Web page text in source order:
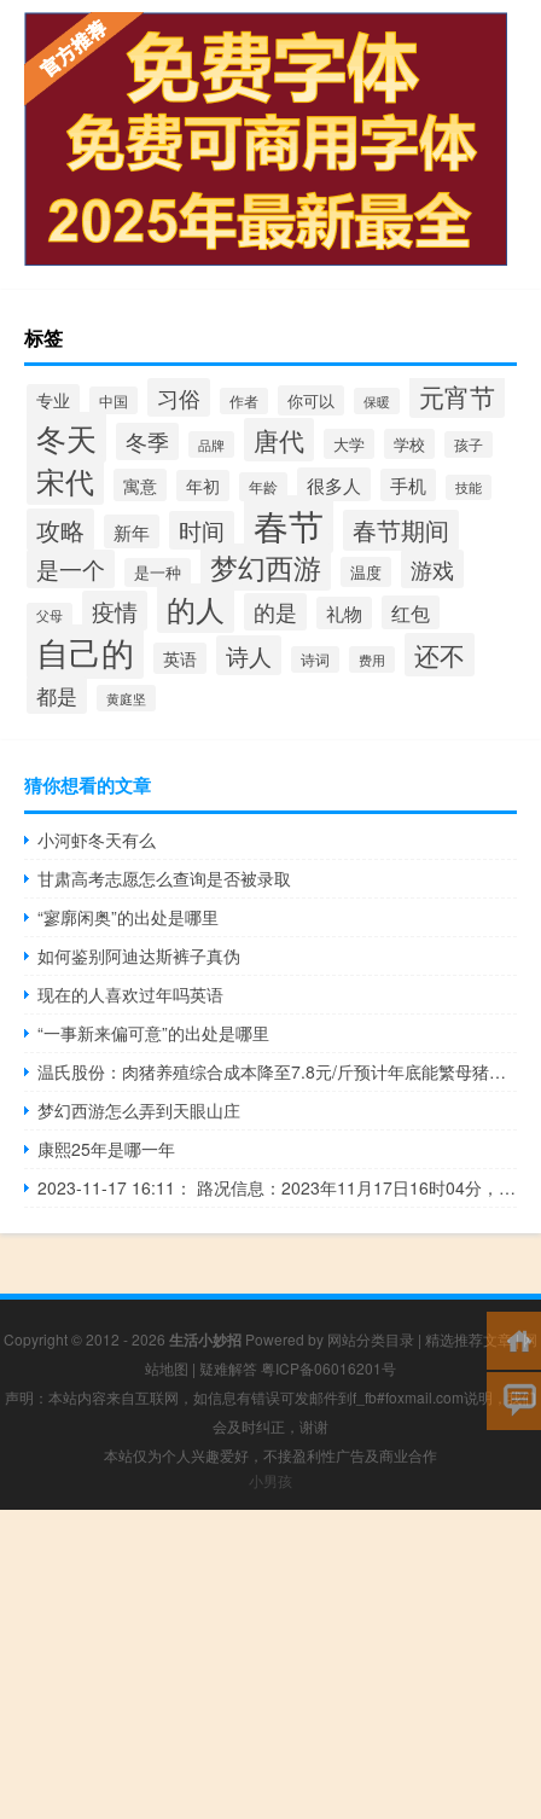
标签
专业 中国 习俗 作者 你可以 保暖 元宵节
冬天 冬季 品牌 唐代 大学 学校 孩子
宋代 寓意 年初 年龄 很多人 手机 技能
攻略 新年 时间 春节 春节期间
是一个 是一种 梦幻西游 温度 游戏
父母 疫情 的人 的是 礼物 红包
自己的 英语 诗人 诗词 费用 还不
都是 黄庭坚
猜你想看的文章
小河虾冬天有么
甘肃高考志愿怎么查询是否被录取
“寥廓闲奥”的出处是哪里
如何鉴别阿迪达斯裤子真伪
现在的人喜欢过年吗英语
“一事新来偏可意”的出处是哪里
温氏股份：肉猪养殖综合成本降至7.8元/斤预计年底能繁母猪超160万头
梦幻西游怎么弄到天眼山庄
康熙25年是哪一年
2023-11-17 16:11： 路况信息：2023年11月17日16时04分，长沙绕城高速西北段捞刀河收费站出口因车流量大造成交通通行缓慢，交通恢复正常通行时间待定。Sa85Za ​​​
Copyright © 2012 - 2026 生活小妙招 Powered by 网站分类目录 | 精选推荐文章|网
站地图 | 疑难解答 粤ICP备06016201号
声明：本站内容来自互联网，如信息有错误可发邮件到f_fb#foxmail.com说明，我们
会及时纠正，谢谢
本站仅为个人兴趣爱好，不接盈利性广告及商业合作
小男孩